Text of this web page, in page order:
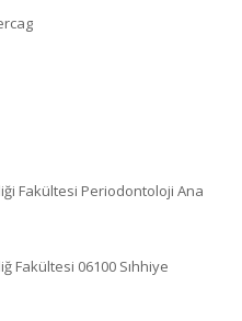
Fakültesi Periodontoloji Ana
Fakültesi 06100 Sıhhiye